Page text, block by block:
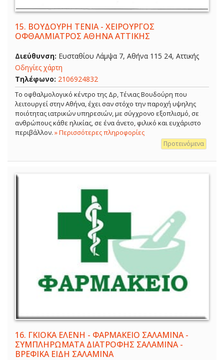
15. ΒΟΥΔΟΥΡΗ ΤΕΝΙΑ - ΧΕΙΡΟΥΡΓΟΣ
ΟΦΘΑΛΜΙΑΤΡΟΣ ΑΘΗΝΑ ΑΤΤΙΚΗΣ
Διεύθυνση: Ευσταθίου Λάμψα 7, Αθήνα 115 24, Αττικής
Οδηγίες χάρτη
Τηλέφωνο: 2106924832
Το οφθαλμολογικό κέντρο της Δρ, Τένιας Βουδούρη που
λειτουργεί στην Αθήνα, έχει σαν στόχο την παροχή υψηλης
ποιότητας ιατρικών υπηρεσιών, με σύγχρονο εξοπλισμό, σε
ανθρώπους κάθε ηλικίας, σε ένα άνετο, φιλικό και ευχάριστο
περιβάλλον. » Περισσότερες πληροφορίες
Προτεινόμενα
16. ΓΚΙΟΚΑ ΕΛΕΝΗ - ΦΑΡΜΑΚΕΙΟ ΣΑΛΑΜΙΝΑ -
ΣΥΜΠΛΗΡΩΜΑΤΑ ΔΙΑΤΡΟΦΗΣ ΣΑΛΑΜΙΝΑ -
ΒΡΕΦΙΚΑ ΕΙΔΗ ΣΑΛΑΜΙΝΑ